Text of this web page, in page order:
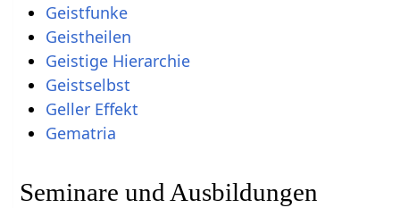
Geistfunke
Geistheilen
Geistige Hierarchie
Geistselbst
Geller Effekt
Gematria
Seminare und Ausbildungen